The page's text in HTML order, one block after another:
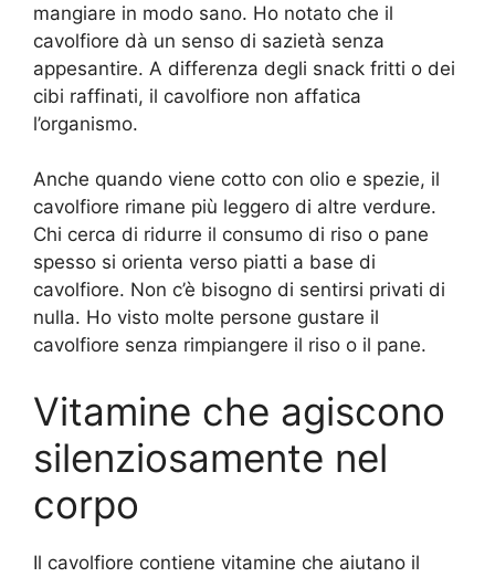
mangiare in modo sano. Ho notato che il
cavolfiore dà un senso di sazietà senza
appesantire. A differenza degli snack fritti o dei
cibi raffinati, il cavolfiore non affatica
l’organismo.
Anche quando viene cotto con olio e spezie, il
cavolfiore rimane più leggero di altre verdure.
Chi cerca di ridurre il consumo di riso o pane
spesso si orienta verso piatti a base di
cavolfiore. Non c’è bisogno di sentirsi privati ​​di
nulla. Ho visto molte persone gustare il
cavolfiore senza rimpiangere il riso o il pane.
Vitamine che agiscono
silenziosamente nel
corpo
Il cavolfiore contiene vitamine che aiutano il